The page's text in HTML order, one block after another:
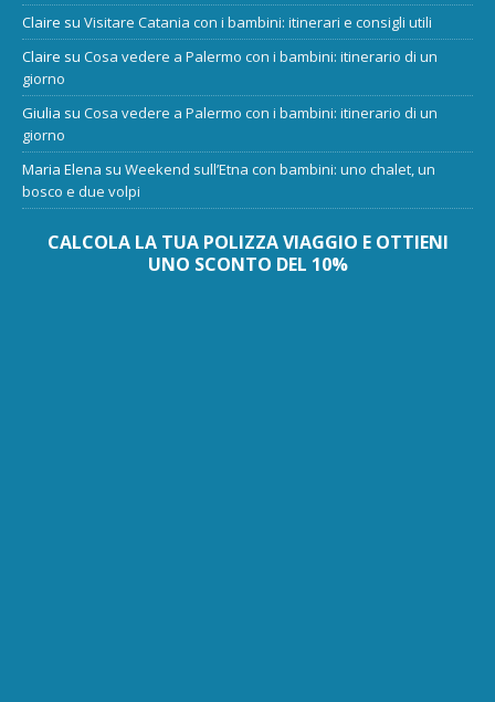
Claire su Visitare Catania con i bambini: itinerari e consigli utili
Claire su Cosa vedere a Palermo con i bambini: itinerario di un
giorno
Giulia su Cosa vedere a Palermo con i bambini: itinerario di un
giorno
Maria Elena su Weekend sull’Etna con bambini: uno chalet, un
bosco e due volpi
CALCOLA LA TUA POLIZZA VIAGGIO E OTTIENI
UNO SCONTO DEL 10%